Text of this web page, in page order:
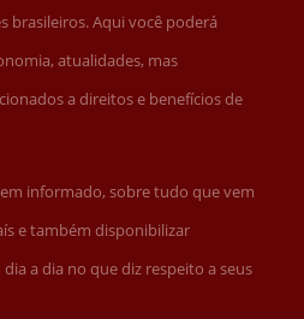
brasileiros. Aqui você poderá
atualidades, mas
a direitos e benefícios de
informado, sobre tudo que vem
e também disponibilizar
a dia no que diz respeito a seus